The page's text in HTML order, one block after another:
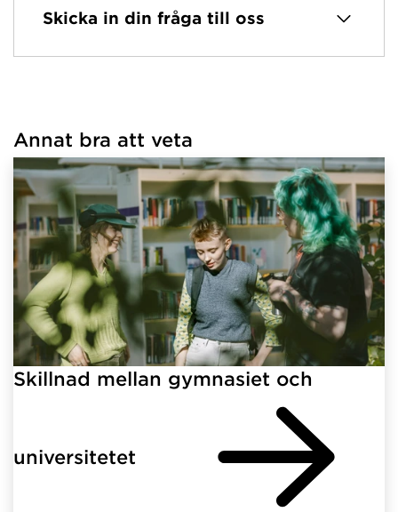
Skicka in din fråga till oss
hämtat länkar.
Annat bra att veta
Skillnad mellan gymnasiet och
universitetet